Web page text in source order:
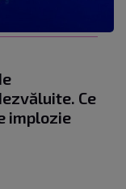
Ce
implozie